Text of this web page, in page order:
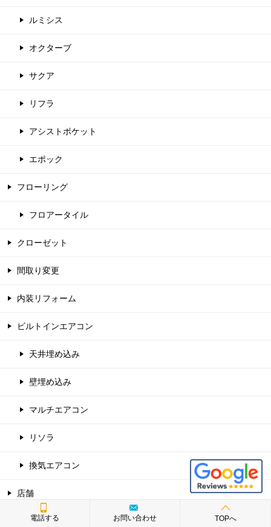
ルミシス
オクターブ
サクア
リフラ
アシストポケット
エポック
フローリング
フロアータイル
クローゼット
間取り変更
内装リフォーム
ビルトインエアコン
天井埋め込み
壁埋め込み
マルチエアコン
リソラ
換気エアコン
店舗
和紙畳電話する お問い合わせ TOPへ